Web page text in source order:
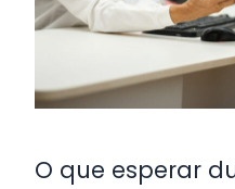
O que esperar
consulta
na
Cervet:
um
completo